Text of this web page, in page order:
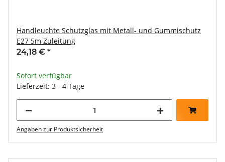
Handleuchte Schutzglas mit Metall- und Gummischutz
E27 5m Zuleitung
24,18 € *
Sofort verfügbar
Lieferzeit: 3 - 4 Tage
Angaben zur Produktsicherheit